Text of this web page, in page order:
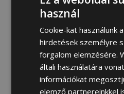
Fotógaléria:
használ
Cookie-kat használunk
hirdetések személyre
forgalom elemzésére.
általi használatára
információkat
elemző partnereinkkel